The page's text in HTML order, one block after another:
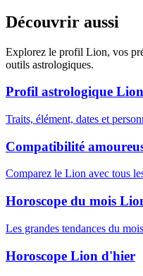
Découvrir aussi
Explorez le profil Lion, vos
outils astrologiques.
Profil astrologique Lion
Traits, élément, dates et
Compatibilité
Comparez le Lion avec tous
Horoscope du mois
Les grandes tendances du
Horoscope Lion d'hier